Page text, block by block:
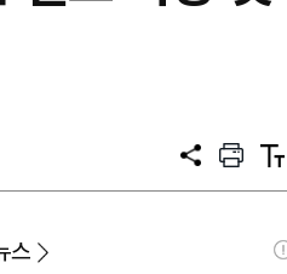
공
프
트
텍
트
스